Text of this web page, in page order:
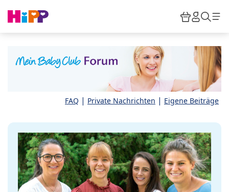
HiPP
FAQ | Private Nachrichten | Eigene Beiträge